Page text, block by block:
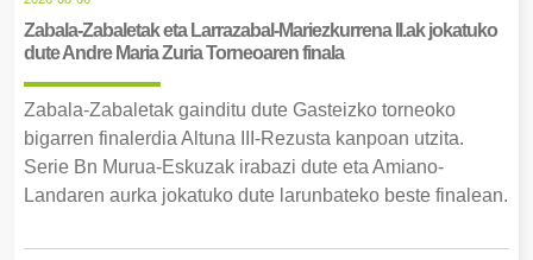
Zabala-Zabaletak eta Larrazabal-Mariezkurrena II.ak jokatuko
dute Andre Maria Zuria Torneoaren finala
Zabala-Zabaletak gainditu dute Gasteizko torneoko
bigarren finalerdia Altuna III-Rezusta kanpoan utzita.
Serie Bn Murua-Eskuzak irabazi dute eta Amiano-
Landaren aurka jokatuko dute larunbateko beste finalean.